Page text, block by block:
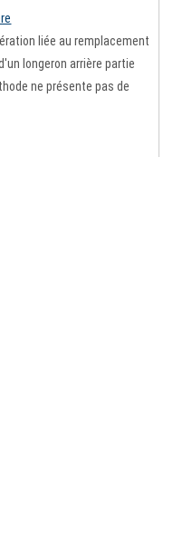
liée au remplacement
longeron arrière partie
ne présente pas de